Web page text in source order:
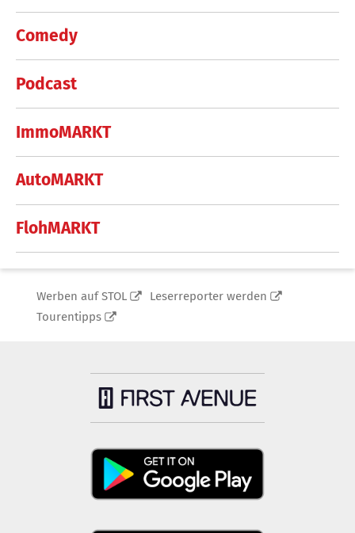
Comedy
Podcast
ImmoMARKT
AutoMARKT
FlohMARKT
Werben auf STOL
Leserreporter werden
Tourentipps